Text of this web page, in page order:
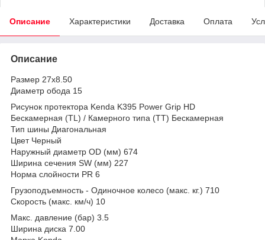
Описание Характеристики Доставка Оплата
Описание
Размер 27x8.50
Диаметр обода 15
Рисунок протектора Kenda K395 Power Grip HD
Бескамерная (TL) / Камерного типа (TT) Бескамерная
Тип шины Диагональная
Цвет Черный
Наружный диаметр OD (мм) 674
Ширина сечения SW (мм) 227
Норма слойности PR 6
Грузоподъемность - Одиночное колесо (макс. кг.) 710
Скорость (макс. км/ч) 10
Макс. давление (бар) 3.5
Ширина диска 7.00